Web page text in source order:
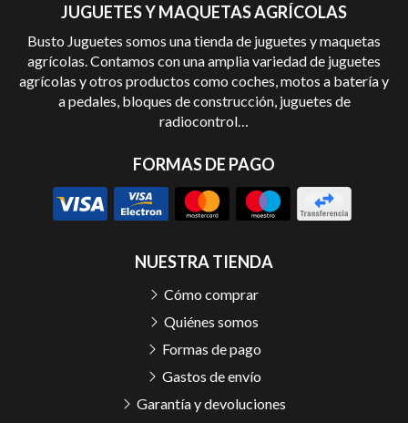
JUGUETES Y MAQUETAS AGRÍCOLAS
Busto Juguetes somos una tienda de juguetes y maquetas
agrícolas. Contamos con una amplia variedad de juguetes
agrícolas y otros productos como coches, motos a batería y
a pedales, bloques de construcción, juguetes de
radiocontrol…
FORMAS DE PAGO
NUESTRA TIENDA
Cómo comprar
Quiénes somos
Formas de pago
Gastos de envío
Garantía y devoluciones